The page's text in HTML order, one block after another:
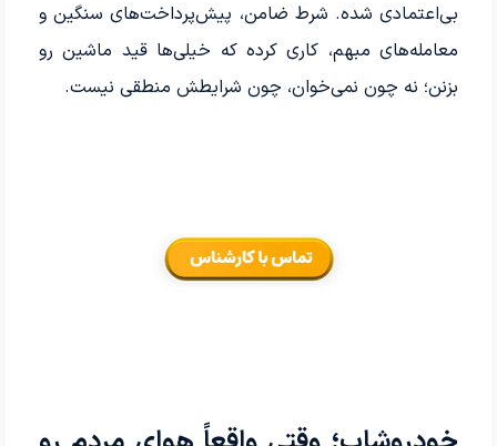
بی‌اعتمادی شده. شرط ضامن، پیش‌پرداخت‌های سنگین و
معامله‌های مبهم، کاری کرده که خیلی‌ها قید ماشین رو
بزنن؛ نه چون نمی‌خوان، چون شرایطش منطقی نیست.